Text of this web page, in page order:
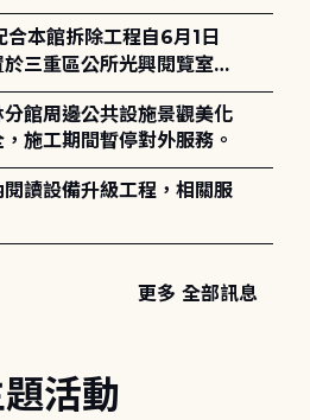
務。
三重區公所光興閱覽室，
分館周邊公共設施景觀美化
施工期間暫停對外服務。
閱讀設備升級工程，相關服
更多 全部訊息
活動